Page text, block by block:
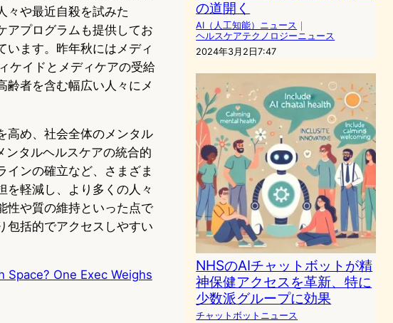
々や最近自殺を試みた
アプログラムも提供してお
います。昨年秋にはメディ
ケイドとメディケアの受給
齢者を含む幅広い人々にメ
高め、社会全体のメンタル
ンタルヘルスケアの統合的
インの確立など、さまざま
を軽減し、より多くの人々
性や質の維持といった点で
包括的でアクセスしやすい
One Exec Weighs
の道開く
AI（人工知能）ニュース ｜
ヘルスケアテクノロジーニュース
2024年3月2日7:47
NHSのAIチャットボットが精
神保健アクセスを革新、特に
少数派グループに効果
チャットボットニュース